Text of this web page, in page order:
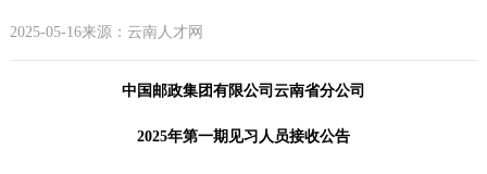
2025-05-16来源：云南人才网
中国邮政集团有限公司云南省分公司
2025年第一期见习人员接收公告